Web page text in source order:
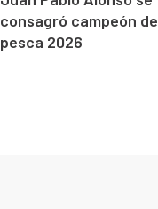
consagró campeón de
pesca 2026